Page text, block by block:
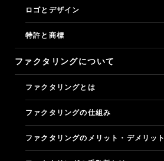
利用者の声
フリーナンスについて
フリーナンスにこめた想い
ビジネスモデル
ロゴとデザイン
特許と商標
ファクタリングについて
ファクタリングとは
ファクタリングの仕組み
ファクタリングのメリット・デメリット